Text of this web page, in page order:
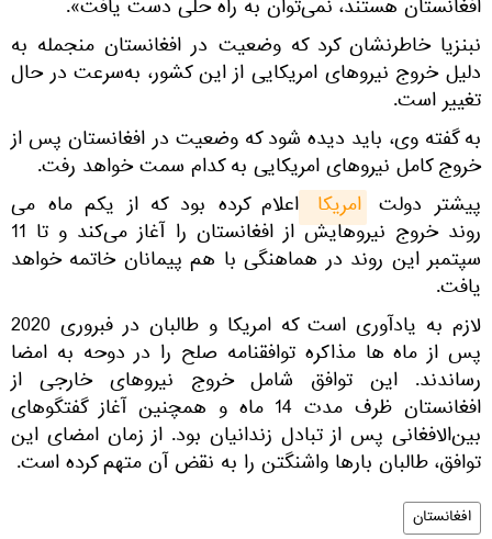
افغانستان هستند، نمی‌توان به راه حلی دست یافت».
نبنزیا خاطرنشان کرد که وضعیت در افغانستان منجمله به
دلیل خروج نیروهای امریکایی از این کشور، به‌سرعت در حال
تغییر است.
به گفته وی، باید دیده شود که وضعیت در افغانستان پس از
خروج کامل نیروهای امریکایی به کدام سمت خواهد رفت.
پیشتر دولت امریکا اعلام کرده بود که از یکم ماه می
روند خروج نیروهایش از افغانستان را آغاز می‌کند و تا 11
سپتمبر این روند در هماهنگی با هم پیمانان خاتمه خواهد
یافت.
لازم به یادآوری است که امریکا و طالبان در فبروری 2020
پس از ماه ها مذاکره توافقنامه صلح را در دوحه به امضا
رساندند. این توافق شامل خروج نیروهای خارجی از
افغانستان ظرف مدت 14 ماه و همچنین آغاز گفتگوهای
بین‌الافغانی پس از تبادل زندانیان بود. از زمان امضای این
توافق، طالبان بارها واشنگتن را به نقض آن متهم کرده است.
افغانستان